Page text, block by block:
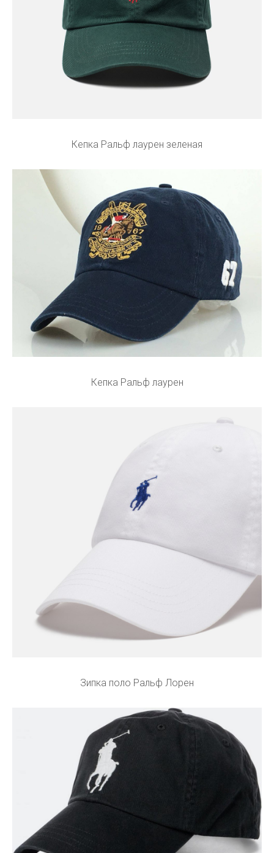
Кепка Ральф лаурен зеленая
Кепка Ральф лаурен
Зипка поло Ральф Лорен